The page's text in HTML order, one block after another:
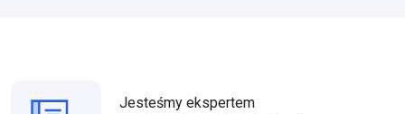
Jesteśmy ekspertem